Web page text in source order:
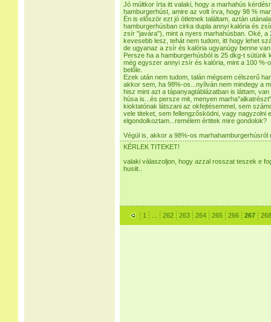
Jó múltkor írta itt valaki, hogy a marhahús
hamburgerhúst, amire az volt írva, hogy 98 %
Én is először ezt jó ötletnek találtam, aztán
hamburgerhúsban cirka dupla annyi kalória és
zsír "javára"), mint a nyers marhahúsban. Oké,
kevesebb lesz, tehát nem tudom, itt hogy lehet
de ugyanaz a zsír és kalória ugyanúgy benne
Persze ha a hamburgerhúsból is 25 dkg-t sütünk
még egyszer annyi zsír és kalória, mint a 100 %-
belőle.
Ezek után nem tudom, talán mégsem célszerű
akkor sem, ha 98%-os...nyílván nem mindegy a
hisz mint azt a tápanyagtáblázatban is láttam,
húsa is...és persze mit, menyen
kioktatónak látszani az okfejtésemmel, sem
vele titeket, sem fellengzősködni, vagy nagyzolni
elgondolkoztam...remélem értitek mire gondolok?
Végül is, akkor a 98%-os marhahamburgerhúsról
KÉRLEK TITEKET!
valaki válaszoljon, hogy azzal rosszat teszek e
husiit..
1 262 263 264 265 266 267 268